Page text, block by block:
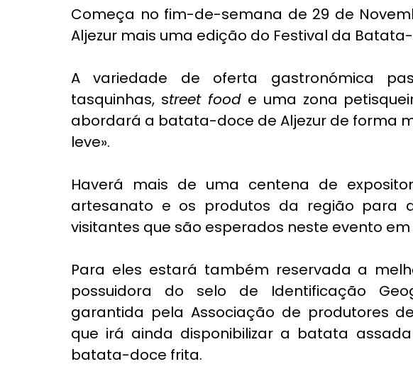
Começa no fim-de-semana de 29 de
Aljezur mais uma edição do Festival da
A variedade de oferta gastronómica
tasquinhas, street food e uma zona
abordará a batata-doce de Aljezur de forma
leve».
Haverá mais de uma centena de
artesanato e os produtos da região para
visitantes que são esperados neste evento em
Para eles estará também reservada a
possuidora do selo de Identificação
garantida pela Associação de produtores
que irá ainda disponibilizar a batata
batata-doce frita.